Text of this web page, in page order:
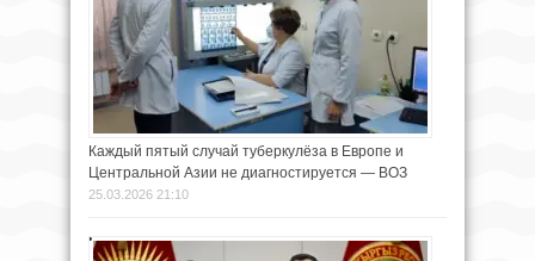
Каждый пятый случай туберкулёза в Европе и
Центральной Азии не диагностируется — ВОЗ
25.03.2026 21:10